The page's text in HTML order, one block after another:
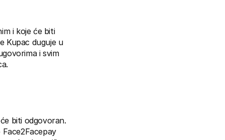
i koje će biti
Kupac duguje u
i svim
biti odgovoran.